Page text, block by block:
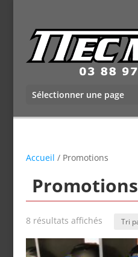
Sélectionner une page
Accueil / Promotions
Promotions
8 résultats affichés